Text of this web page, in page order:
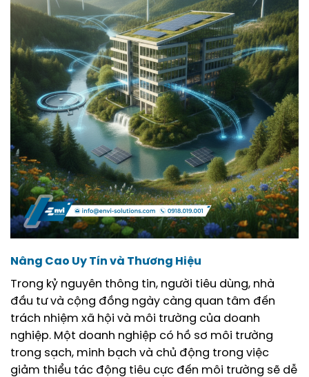
Nâng Cao Uy Tín và Thương Hiệu
Trong kỷ nguyên thông tin, người tiêu dùng, nhà
đầu tư và cộng đồng ngày càng quan tâm đến
trách nhiệm xã hội và môi trường của doanh
nghiệp. Một doanh nghiệp có hồ sơ môi trường
trong sạch, minh bạch và chủ động trong việc
giảm thiểu tác động tiêu cực đến môi trường sẽ dễ